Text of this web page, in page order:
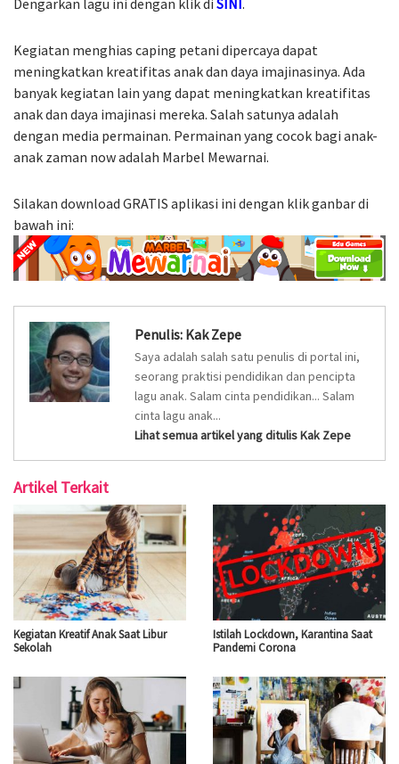
Kegiatan menghias caping petani dipercaya dapat
meningkatkan kreatifitas anak dan daya imajinasinya. Ada
banyak kegiatan lain yang dapat meningkatkan kreatifitas
anak dan daya imajinasi mereka. Salah satunya adalah
dengan media permainan. Permainan yang cocok bagi anak-
anak zaman now adalah Marbel Mewarnai.
Silakan download GRATIS aplikasi ini dengan klik ganbar di
bawah ini:
Penulis: Kak Zepe
Saya adalah salah satu penulis di portal ini,
seorang praktisi pendidikan dan pencipta
lagu anak. Salam cinta pendidikan... Salam
cinta lagu anak...
Lihat semua artikel yang ditulis Kak Zepe
Artikel Terkait
Kegiatan Kreatif Anak Saat Libur
Sekolah
Istilah Lockdown, Karantina Saat
Pandemi Corona